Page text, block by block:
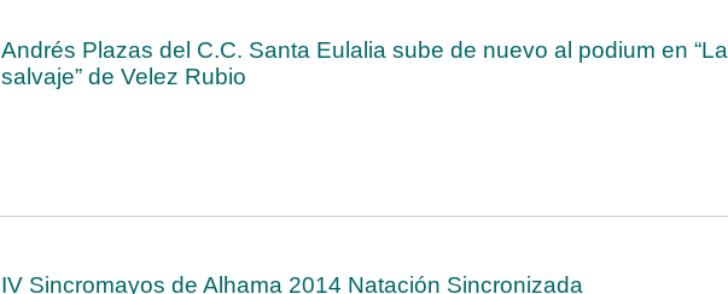
Andrés Plazas del C.C. Santa Eulalia sube de nuevo al podium en “La
salvaje” de Velez Rubio
IV Sincromayos de Alhama 2014 Natación Sincronizada